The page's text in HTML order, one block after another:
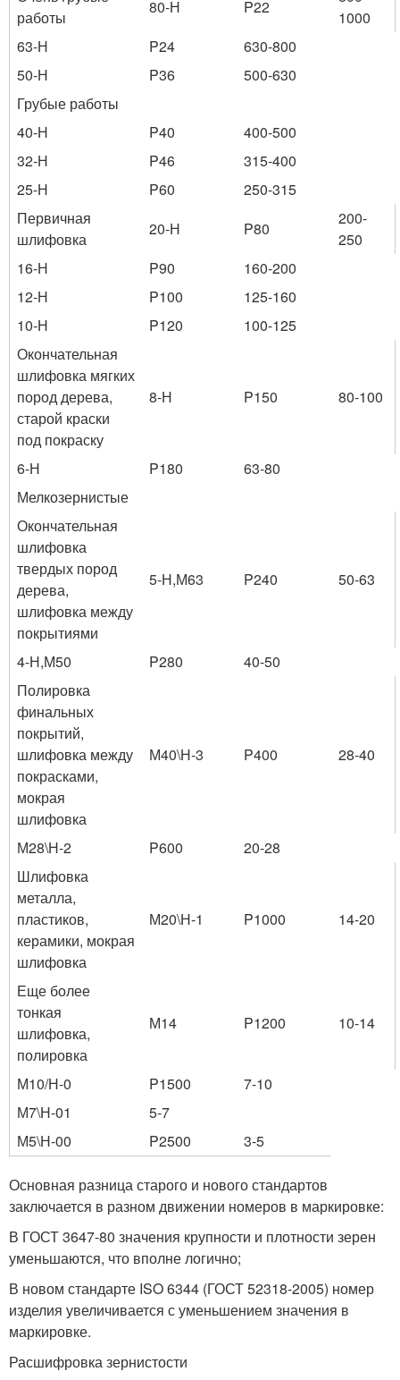
работы
80-Н P22
1000
63-Н
P24
630-800
50-Н
P36
500-630
Грубые работы
40-Н
P40
400-500
32-Н
P46
315-400
25-Н
P60
250-315
Первичная
шлифовка
20-Н P80
200-
250
16-Н
P90
160-200
12-Н
P100
125-160
10-Н
P120
100-125
Окончательная
шлифовка мягких
пород дерева,
старой краски
под покраску
8-Н P150 80-100
6-Н P180
63-80
Мелкозернистые
Окончательная
шлифовка
твердых пород
дерева,
шлифовка между
покрытиями
5-Н,М63 P240 50-63
4-Н,М50 P280
40-50
Полировка
финальных
покрытий,
шлифовка между
покрасками,
мокрая
шлифовка
М40\Н-3 P400 28-40
М28\Н-2 P600
20-28
Шлифовка
металла,
пластиков,
керамики, мокрая
шлифовка
М20\Н-1 P1000 14-20
Еще более
тонкая
шлифовка,
полировка
М14 P1200 10-14
М10/Н-0 P1500
7-10
М7\Н-01
5-7
М5\Н-00
P2500 3-5
Основная разница старого и нового стандартов
заключается в разном движении номеров в маркировке:
В ГОСТ 3647-80 значения крупности и плотности зерен
уменьшаются, что вполне логично;
В новом стандарте ISO 6344 (ГОСТ 52318-2005) номер
изделия увеличивается с уменьшением значения в
маркировке.
Расшифровка зернистости